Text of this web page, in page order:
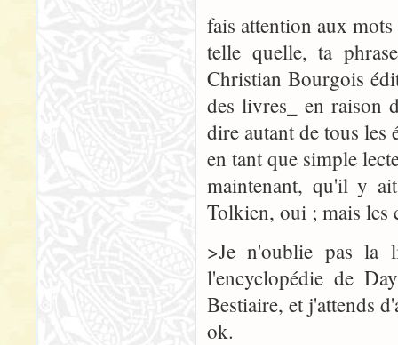
fais attention aux
telle quelle, ta
Christian Bourgois
des livres_ en raison
dire autant de tous les
en tant que simple
maintenant, qu'il y
Tolkien, oui ; mais les
>Je n'oublie pas la
l'encyclopédie de
Bestiaire, et j'attends
ok.